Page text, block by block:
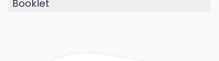
Booklet